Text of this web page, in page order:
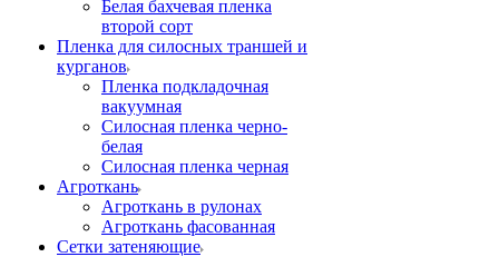
Белая бахчевая пленка
второй сорт
Пленка для силосных траншей и
курганов
Пленка подкладочная
вакуумная
Силосная пленка черно-
белая
Силосная пленка черная
Агроткань
Агроткань в рулонах
Агроткань фасованная
Сетки затеняющие